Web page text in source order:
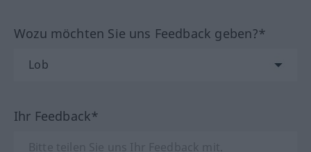
Wozu möchten Sie uns Feedback geben?*
Ihr Feedback*